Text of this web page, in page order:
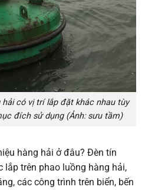
hải có vị trí lắp đặt khác nhau tùy
đích sử dụng (Ảnh: sưu tầm)
hàng hải ở đâu? Đèn tín
trên phao luồng hàng hải,
các công trình trên biển, bến